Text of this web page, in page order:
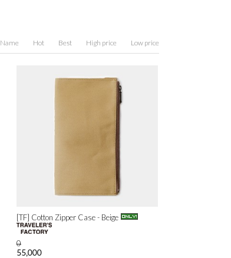
Name Hot Best High price Low price
[TF] Cotton Zipper Case - Beige
0
55,000